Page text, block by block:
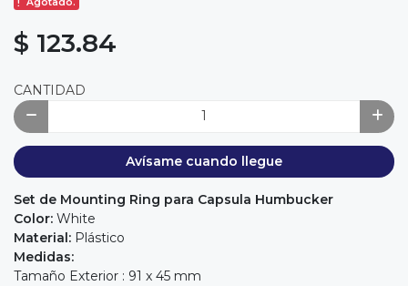
$ 123.84
CANTIDAD
Avísame cuando llegue
Set de Mounting Ring para Capsula Humbucker
Color: White
Material: Plástico
Medidas:
Tamaño Exterior : 91 x 45 mm